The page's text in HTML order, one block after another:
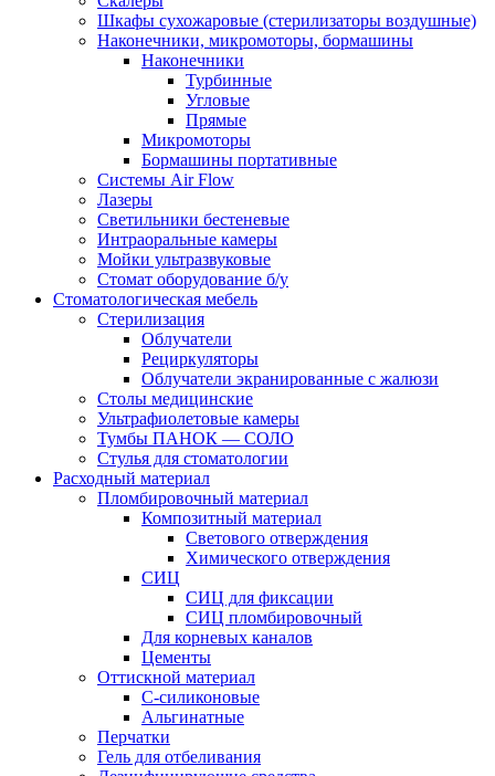
Шкафы сухожаровые (стерилизаторы воздушные)
Наконечники, микромоторы, бормашины
Наконечники
Турбинные
Угловые
Прямые
Микромоторы
Бормашины портативные
Системы Air Flow
Лазеры
Светильники бестеневые
Интраоральные камеры
Мойки ультразвуковые
Стомат оборудование б/у
Стоматологическая мебель
Стерилизация
Облучатели
Рециркуляторы
Облучатели экранированные с жалюзи
Столы медицинские
Ультрафиолетовые камеры
Тумбы ПАНОК — СОЛО
Стулья для стоматологии
Расходный материал
Пломбировочный материал
Композитный материал
Светового отверждения
Химического отверждения
СИЦ
СИЦ для фиксации
СИЦ пломбировочный
Для корневых каналов
Цементы
Оттискной материал
С-силиконовые
Альгинатные
Перчатки
Гель для отбеливания